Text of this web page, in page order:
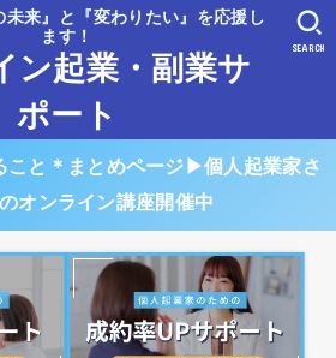
未来』と『変わりたい』を応援し
ます！
ン起業・副業サ
ポート
SEARCH
こと＊まとめページ▶︎個人起業家さ
オンライン講座開催中